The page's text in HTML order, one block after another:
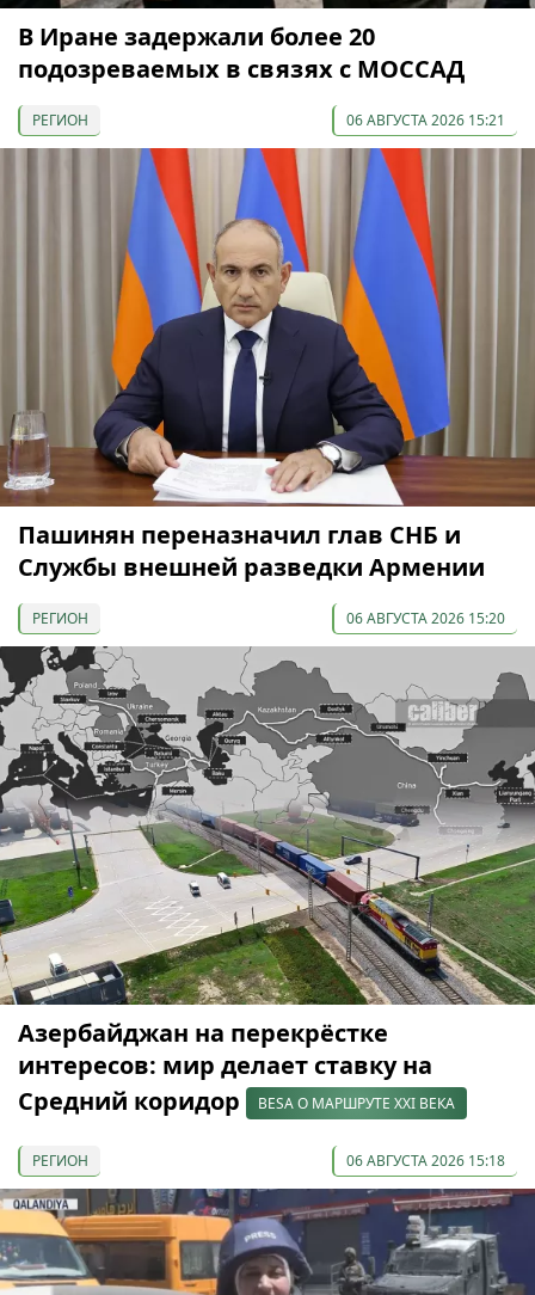
В Иране задержали более 20
подозреваемых в связях с МОССАД
РЕГИОН 06 АВГУСТА 2026 15:21
Пашинян переназначил глав СНБ и
Службы внешней разведки Армении
РЕГИОН 06 АВГУСТА 2026 15:20
Азербайджан на перекрёстке
интересов: мир делает ставку на
Средний коридор
BESA О МАРШРУТЕ XXI ВЕКА
РЕГИОН 06 АВГУСТА 2026 15:18